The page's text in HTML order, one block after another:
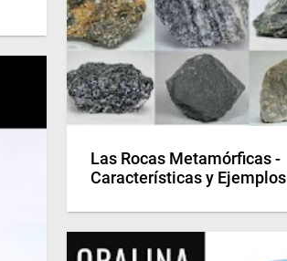
Las Rocas Metamórficas -
Características y Ejemplos